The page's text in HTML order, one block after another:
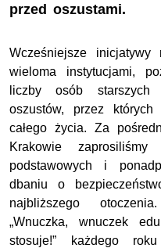
przed oszustami.
Wcześniejsze inicjatywy
wieloma instytucjami,
liczby osób
oszustów, przez
całego życia. Za
Krakowie
podstawowych i
dbaniu o
najbliższego
„Wnuczka, wnuczek
stosuje!” każdego